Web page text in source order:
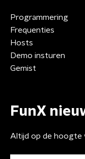
Programmering
Frequenties
Hosts
Demo insturen
Gemist
FunX
Altijd op de hoogte